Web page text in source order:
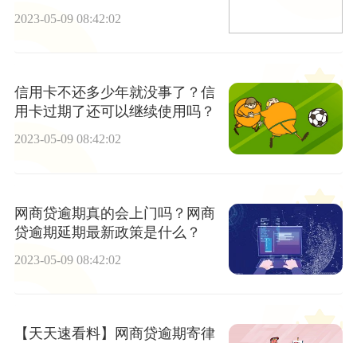
2023-05-09 08:42:02
信用卡不还多少年就没事了？信
用卡过期了还可以继续使用吗？
2023-05-09 08:42:02
网商贷逾期真的会上门吗？网商
贷逾期延期最新政策是什么？
2023-05-09 08:42:02
【天天速看料】网商贷逾期寄律